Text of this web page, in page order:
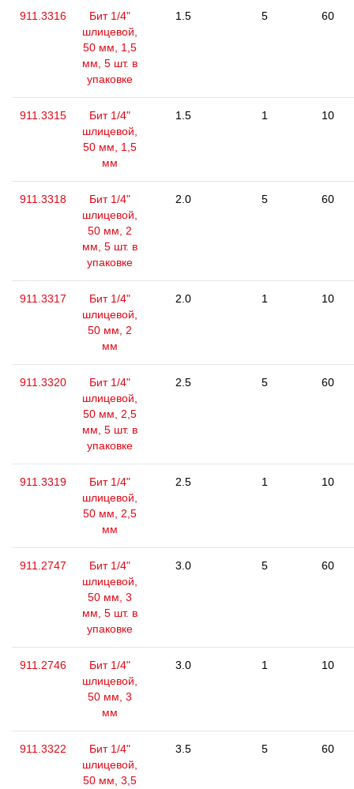
911.3316
Бит 1/4"
шлицевой,
50 мм, 1,5
мм, 5 шт. в
упаковке
1.5 5 60
911.3315
Бит 1/4"
шлицевой,
50 мм, 1,5
мм
1.5 1 10
911.3318
Бит 1/4"
шлицевой,
50 мм, 2
мм, 5 шт. в
упаковке
2.0 5 60
911.3317
Бит 1/4"
шлицевой,
50 мм, 2
мм
2.0 1 10
911.3320
Бит 1/4"
шлицевой,
50 мм, 2,5
мм, 5 шт. в
упаковке
2.5 5 60
911.3319
Бит 1/4"
шлицевой,
50 мм, 2,5
мм
2.5 1 10
911.2747
Бит 1/4"
шлицевой,
50 мм, 3
мм, 5 шт. в
упаковке
3.0 5 60
911.2746
Бит 1/4"
шлицевой,
50 мм, 3
мм
3.0 1 10
911.3322
Бит 1/4"
шлицевой,
50 мм, 3,5
3.5 5 60